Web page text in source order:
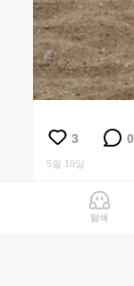
탐색
3 0
5월 19일